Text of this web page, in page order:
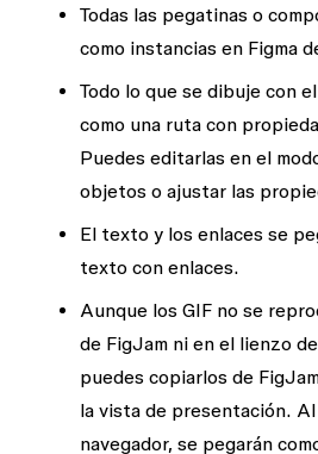
Todas las pegatinas o
como instancias en Figma
Todo lo que se dibuje con
como una ruta con
Puedes editarlas en el
objetos o ajustar las
El texto y los enlaces se
texto con enlaces.
Aunque los GIF no se
de FigJam ni en el lienzo
puedes copiarlos de
la vista de presentación.
navegador, se pegarán